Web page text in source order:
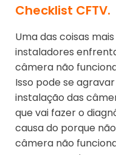
Checklist CFTV.
Uma das coisas
instaladores
câmera não
Isso pode se
instalação das
que vai fazer o
causa do porque
câmera não